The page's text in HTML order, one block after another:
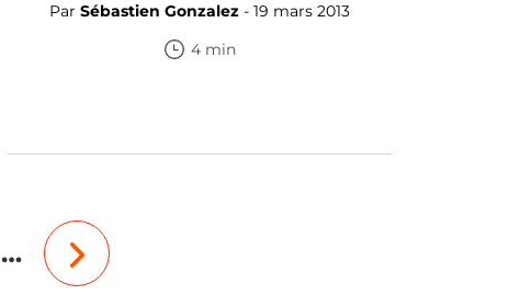
Par Sébastien Gonzalez - 19 mars 2013
4 min
…